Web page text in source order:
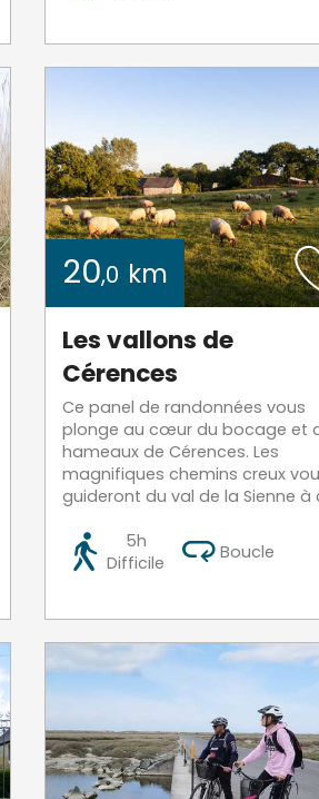
20,0 km
Les vallons de
Cérences
Ce panel de randonnées vous
plonge au cœur du bocage et
hameaux de Cérences. Les
magnifiques chemins creux
guideront du val de la Sienne à
5h
Difficile
Boucle